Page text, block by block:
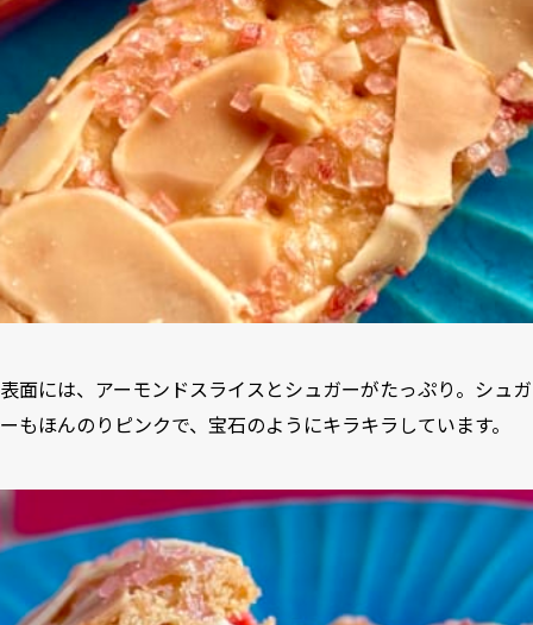
表面には、アーモンドスライスとシュガーがたっぷり。シュガ
ーもほんのりピンクで、宝石のようにキラキラしています。